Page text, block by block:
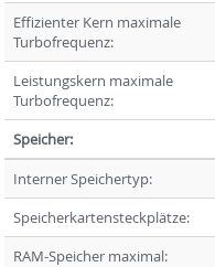
Effizienter Kern maximale
Turbofrequenz:
Leistungskern maximale
Turbofrequenz:
Speicher:
Interner Speichertyp:
Speicherkartensteckplätze:
RAM-Speicher maximal: